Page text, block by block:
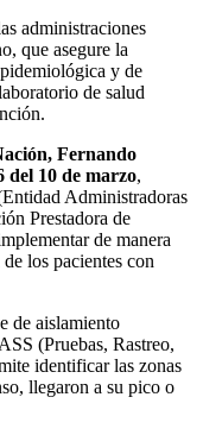
administraciones
que asegure la
y de
de salud
Fernando
del 10 de marzo,
Administradoras
Prestadora de
de manera
los pacientes con
de aislamiento
(Pruebas, Rastreo,
identificar las zonas
llegaron a su pico o